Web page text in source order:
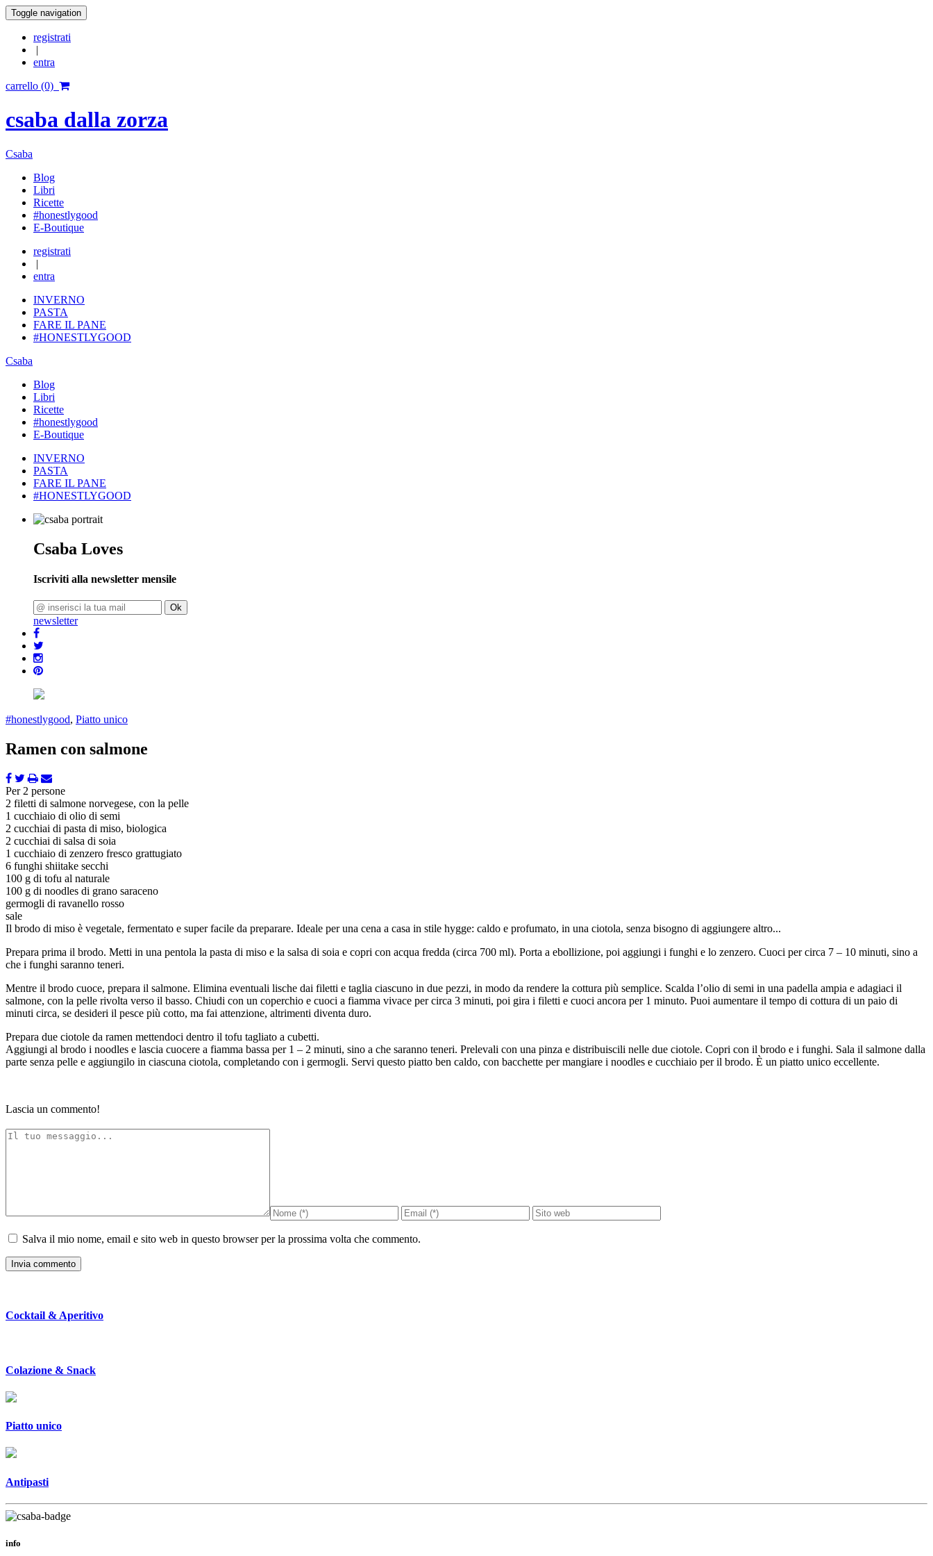
Toggle navigation
registrati
|
entra
carrello (0)
csaba dalla zorza
Csaba
Blog
Libri
Ricette
#honestlygood
E-Boutique
registrati
|
entra
INVERNO
PASTA
FARE IL PANE
#HONESTLYGOOD
Csaba
Blog
Libri
Ricette
#honestlygood
E-Boutique
INVERNO
PASTA
FARE IL PANE
#HONESTLYGOOD
Csaba Loves
Iscriviti alla newsletter mensile
Ok
newsletter
#honestlygood, Piatto unico
Ramen con salmone
Per 2 persone
2 filetti di salmone norvegese, con la pelle
1 cucchiaio di olio di semi
2 cucchiai di pasta di miso, biologica
2 cucchiai di salsa di soia
1 cucchiaio di zenzero fresco grattugiato
6 funghi shiitake secchi
100 g di tofu al naturale
100 g di noodles di grano saraceno
germogli di ravanello rosso
sale
Il brodo di miso è vegetale, fermentato e super facile da preparare. Ideale per una cena a casa in stile hygge: caldo e profumato, in una ciotola, senza bisogno di aggiungere altro...
Prepara prima il brodo. Metti in una pentola la pasta di miso e la salsa di soia e copri con acqua fredda (circa 700 ml). Porta a ebollizione, poi aggiungi i funghi e lo zenzero. Cuoci per circa 7 – 10 minuti, sino a
che i funghi saranno teneri.
Mentre il brodo cuoce, prepara il salmone. Elimina eventuali lische dai filetti e taglia ciascuno in due pezzi, in modo da rendere la cottura più semplice. Scalda l’olio di semi in una padella ampia e adagiaci il
salmone, con la pelle rivolta verso il basso. Chiudi con un coperchio e cuoci a fiamma vivace per circa 3 minuti, poi gira i filetti e cuoci ancora per 1 minuto. Puoi aumentare il tempo di cottura di un paio di
minuti circa, se desideri il pesce più cotto, ma fai attenzione, altrimenti diventa duro.
Prepara due ciotole da ramen mettendoci dentro il tofu tagliato a cubetti.
Aggiungi al brodo i noodles e lascia cuocere a fiamma bassa per 1 – 2 minuti, sino a che saranno teneri. Prelevali con una pinza e distribuiscili nelle due ciotole. Copri con il brodo e i funghi. Sala il salmone dalla
parte senza pelle e aggiungilo in ciascuna ciotola, completando con i germogli. Servi questo piatto ben caldo, con bacchette per mangiare i noodles e cucchiaio per il brodo. È un piatto unico eccellente.
Lascia un commento!
Salva il mio nome, email e sito web in questo browser per la prossima volta che commento.
Cocktail & Aperitivo
Colazione & Snack
Piatto unico
Antipasti
info